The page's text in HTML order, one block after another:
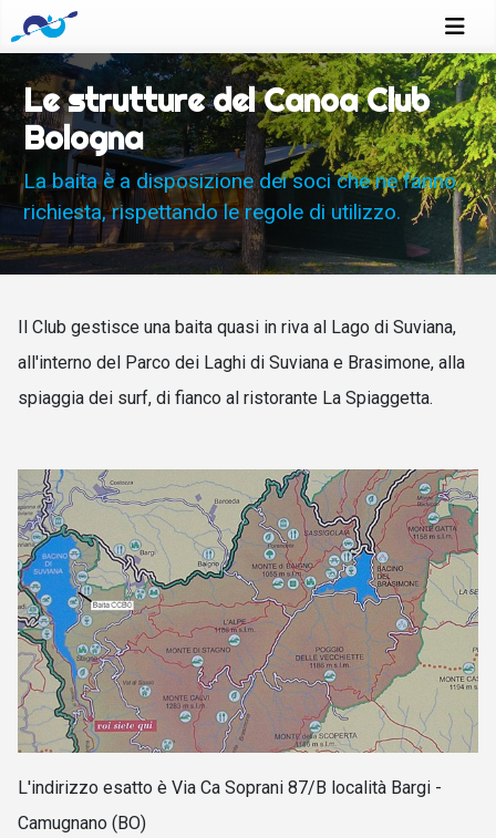
Le strutture del Canoa Club
Bologna
La baita è a disposizione dei soci che ne fanno
richiesta, rispettando le regole di utilizzo.
Il Club gestisce una baita quasi in riva al Lago di Suviana,
all'interno del Parco dei Laghi di Suviana e Brasimone, alla
spiaggia dei surf, di fianco al ristorante La Spiaggetta.
L'indirizzo esatto è Via Ca Soprani 87/B località Bargi -
Camugnano (BO)